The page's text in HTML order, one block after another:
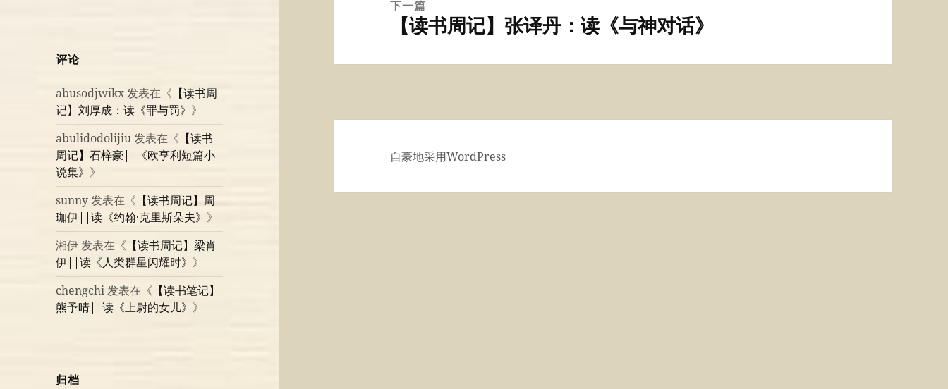
评论
abusodjwikx发表在《 【读书周
记】刘厚成：读《罪与罚》 》
abulidodolijiu发表在《 【读书
周记】石梓豪||《欧亨利短篇小
说集》 》
sunny发表在《 【读书周记】周
珈伊||读《约翰·克里斯朵夫》 》
湘伊发表在《 【读书周记】梁肖
伊||读《人类群星闪耀时》 》
chengchi发表在《 【读书笔记】
熊予晴||读《上尉的女儿》 》
归档
下一篇
文
【读书周记】张译丹：读《与神对话》
自豪地采用WordPress